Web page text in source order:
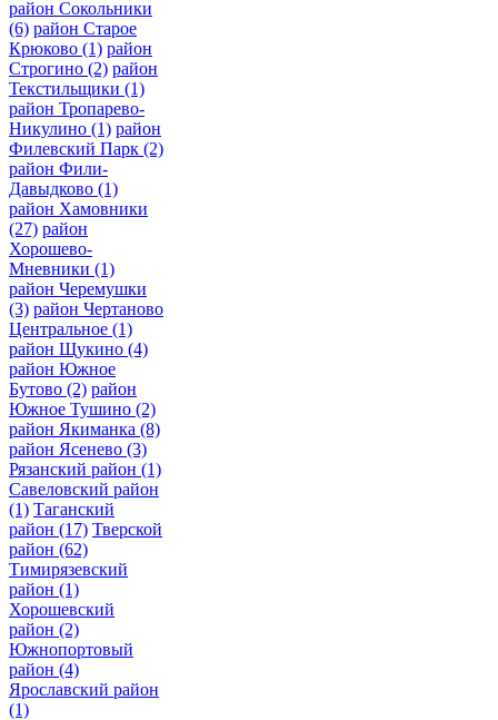
район Сокольники
(6) район Старое
Крюково (1) район
Строгино (2) район
Текстильщики (1)
район Тропарево-
Никулино (1) район
Филевский Парк (2)
район Фили-
Давыдково (1)
район Хамовники
(27) район
Хорошево-
Мневники (1)
район Черемушки
(3) район Чертаново
Центральное (1)
район Щукино (4)
район Южное
Бутово (2) район
Южное Тушино (2)
район Якиманка (8)
район Ясенево (3)
Рязанский район (1)
Савеловский район
(1) Таганский
район (17) Тверской
район (62)
Тимирязевский
район (1)
Хорошевский
район (2)
Южнопортовый
район (4)
Ярославский район
(1)